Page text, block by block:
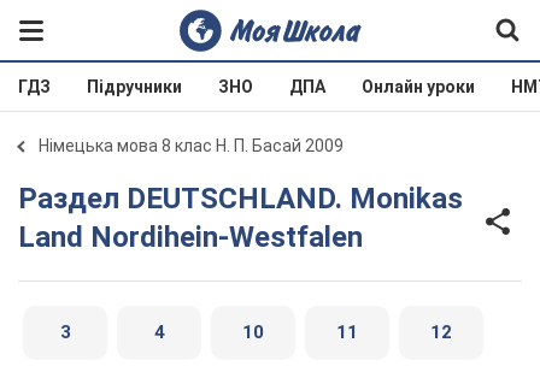
ГДЗ Підручники ЗНО ДПА Онлайн уроки
Німецька мова 8 клас Н. П. Басай 2009
Раздел DEUTSCHLAND. Monikas
Land Nordihein-Westfalen
3 4 10 11 12